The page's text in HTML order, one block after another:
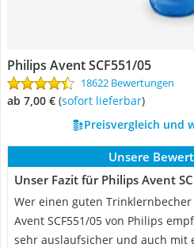
Philips Avent SCF551/05
18622 Bewertungen
ab 7,00 € ( Sofort lieferbar)
Preisvergleich und
Unsere
Unser Fazit für Philips Avent
Wer einen guten
Avent SCF551/05 von Philips
sehr auslaufsicher und auch mit